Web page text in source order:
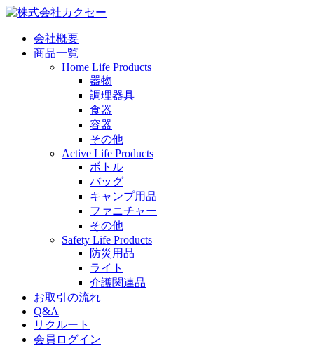
会社概要
商品一覧
Home Life Products
器物
調理器具
食器
容器
その他
Active Life Products
ボトル
バッグ
キャンプ用品
ファニチャー
その他
Safety Life Products
防災用品
ライト
介護関連品
お取引の流れ
Q&A
リクルート
会員ログイン